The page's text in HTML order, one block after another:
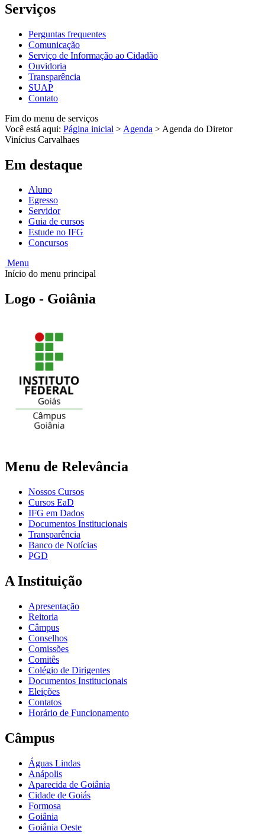
Serviços
Perguntas frequentes
Comunicação
Serviço de Informação ao Cidadão
Ouvidoria
Transparência
SUAP
Contato
Fim do menu de serviços
Você está aqui: Página inicial > Agenda > Agenda do Diretor
Vinícius Carvalhaes
Em destaque
Aluno
Egresso
Servidor
Guia de cursos
Estude no IFG
Concursos
Menu
Início do menu principal
Logo - Goiânia
Menu de Relevância
Nossos Cursos
Cursos EaD
IFG em Dados
Documentos Institucionais
Transparência
Banco de Notícias
PGD
A Instituição
Apresentação
Reitoria
Câmpus
Conselhos
Comissões
Comitês
Colégio de Dirigentes
Documentos Institucionais
Eleições
Contatos
Horário de Funcionamento
Câmpus
Águas Lindas
Anápolis
Aparecida de Goiânia
Cidade de Goiás
Formosa
Goiânia
Goiânia Oeste